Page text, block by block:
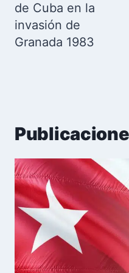
de Cuba en la
invasión de
Granada 1983